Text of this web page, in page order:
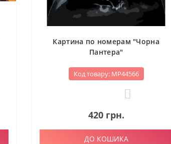
Картина по номерам "Чорна
Пантера"
Код товару: МР44566
420 грн.
ДО КОШИКА